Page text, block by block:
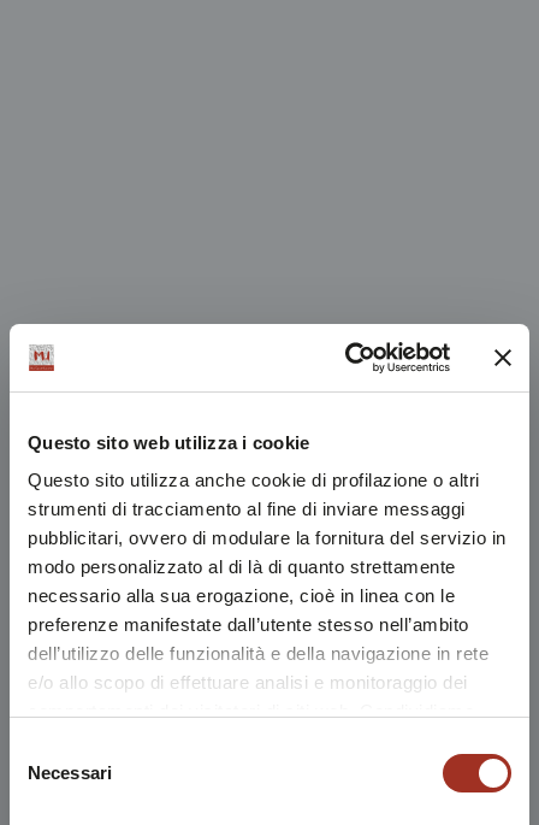
Questo sito web utilizza i cookie
Questo sito utilizza anche cookie di profilazione o altri
strumenti di tracciamento al fine di inviare messaggi
pubblicitari, ovvero di modulare la fornitura del servizio in
modo personalizzato al di là di quanto strettamente
necessario alla sua erogazione, cioè in linea con le
preferenze manifestate dall’utente stesso nell’ambito
dell’utilizzo delle funzionalità e della navigazione in rete
e/o allo scopo di effettuare analisi e monitoraggio dei
nostro sito, con i nostri partner che si occupano di analisi
dei dati web, pubblicità e social media, i quali potrebbero
delNecessari